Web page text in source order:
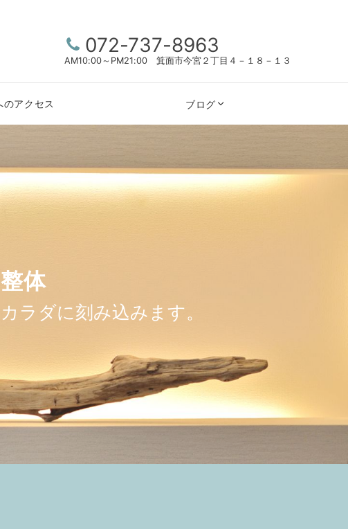
072-737-8963
AM10:00～PM21:00 箕面市今宮２丁目４－１８－１３
のアクセス ブログ
るカラダへ
体
ラダに刻み込みます。
対処